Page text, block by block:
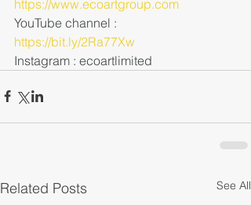
https://www.ecoartgroup.com
YouTube channel :
https://bit.ly/2Ra77Xw
Instagram : ecoartlimited
Related Posts See All